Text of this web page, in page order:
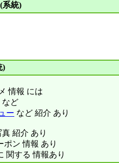
系統)
)
情報 には
など
ー など 紹介 あり
紹介 あり
ン 情報 あり
関する 情報あり